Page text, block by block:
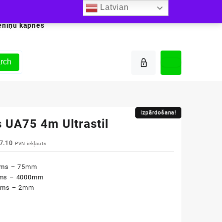
kāpnes
Izpārdošana!
UA75 4m Ultrastil
Current
is:
€17.10.
PVN iekļauts
– 75mm
– 4000mm
– 2mm
Izpārdošana!
Latvian